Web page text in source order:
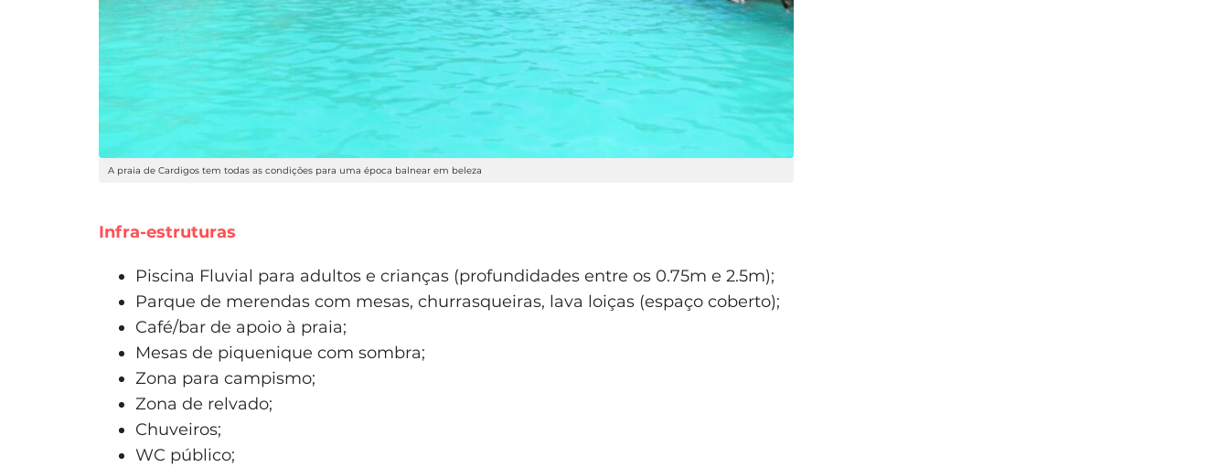
A praia de Cardigos tem todas as condições para uma época balnear em beleza
Infra-estruturas
Piscina Fluvial para adultos e crianças (profundidades entre os 0.75m e 2.5m);
Parque de merendas com mesas, churrasqueiras, lava loiças (espaço coberto);
Café/bar de apoio à praia;
Mesas de piquenique com sombra;
Zona para campismo;
Zona de relvado;
Chuveiros;
WC público;